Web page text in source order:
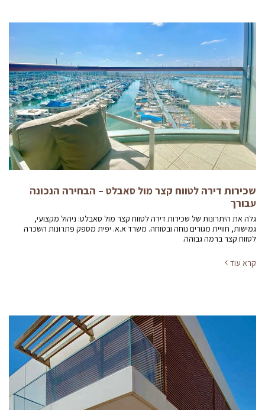
שכירות דירה לטווח קצר מול סאבלט – הבחירה הנכונה
עבורך
גלה את היתרונות של שכירות דירה לטווח קצר מול סאבלט: ניהול מקצועי,
גמישות, חוויית מגורים נוחה ובטוחה. משרד א.א. יפית מספק פתרונות השכרה
לטווח קצר ברמה גבוהה.
קרא עוד